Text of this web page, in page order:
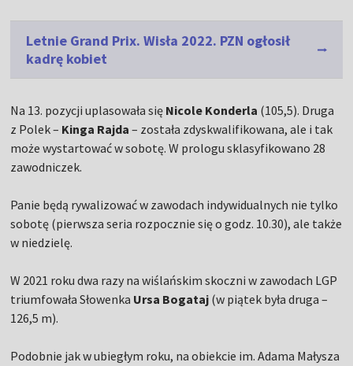
Letnie Grand Prix. Wisła 2022. PZN ogłosił
kadrę kobiet
Na 13. pozycji uplasowała się Nicole Konderla (105,5). Druga
z Polek – Kinga Rajda – została zdyskwalifikowana, ale i tak
może wystartować w sobotę. W prologu sklasyfikowano 28
zawodniczek.
Panie będą rywalizować w zawodach indywidualnych nie tylko
sobotę (pierwsza seria rozpocznie się o godz. 10.30), ale także
w niedzielę.
W 2021 roku dwa razy na wiślańskim skoczni w zawodach LGP
triumfowała Słowenka Ursa Bogataj (w piątek była druga –
126,5 m).
Podobnie jak w ubiegłym roku, na obiekcie im. Adama Małysza